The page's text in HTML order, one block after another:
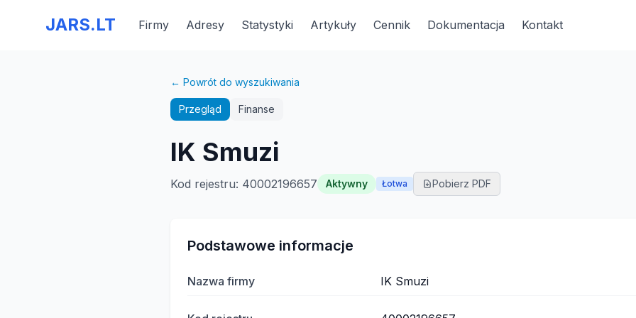
JARS.LT Firmy Adresy Statystyki Artykuły Cennik Dokumentacja Kontakt
← Powrót do wyszukiwania
Przegląd Finanse
IK Smuzi
Kod rejestru: 40002196657 Aktywny Łotwa Pobierz PDF
Podstawowe informacje
Nazwa firmy IK Smuzi